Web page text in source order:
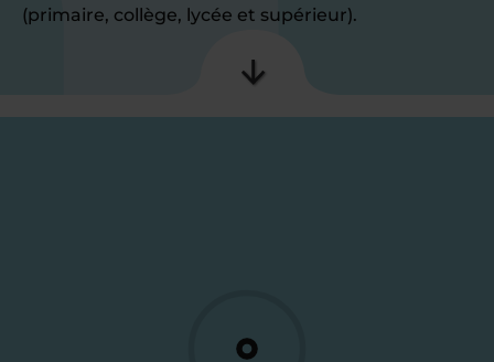
(primaire, collège, lycée et supérieur).